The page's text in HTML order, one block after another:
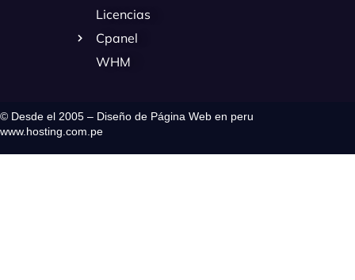
Licencias
Cpanel
WHM
© Desde el 2005 – Diseño de Página Web en peru
www.hosting.com.pe